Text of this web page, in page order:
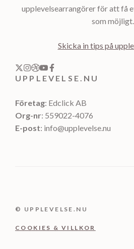
upplevelsearrangörer för att få
som möjligt.
Skicka in tips på
UPPLEVELSE.NU
Företag: Edclick AB
Org-nr: 559022-4076
E-post: info@upplevelse.nu
© UPPLEVELSE.NU
COOKIES & VILLKOR